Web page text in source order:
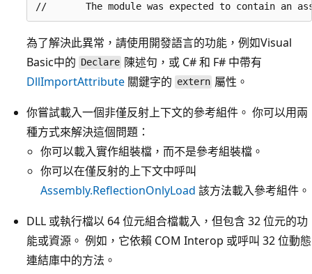
為了解決此異常，請使用開發語言的功能，例如Visual
Basic中的 Declare 陳述句，或 C# 和 F# 中帶有
DllImportAttribute 關鍵字的 extern 屬性。
你嘗試載入一個非僅反射上下文的參考組件。 你可以用兩
種方式來解決這個問題：
你可以載入實作組裝檔，而不是參考組裝檔。
你可以在僅反射的上下文中呼叫
Assembly.ReflectionOnlyLoad 該方法載入參考組件。
DLL 或執行檔以 64 位元組合檔載入，但包含 32 位元的功
能或資源。 例如，它依賴 COM Interop 或呼叫 32 位動態
連結庫中的方法。